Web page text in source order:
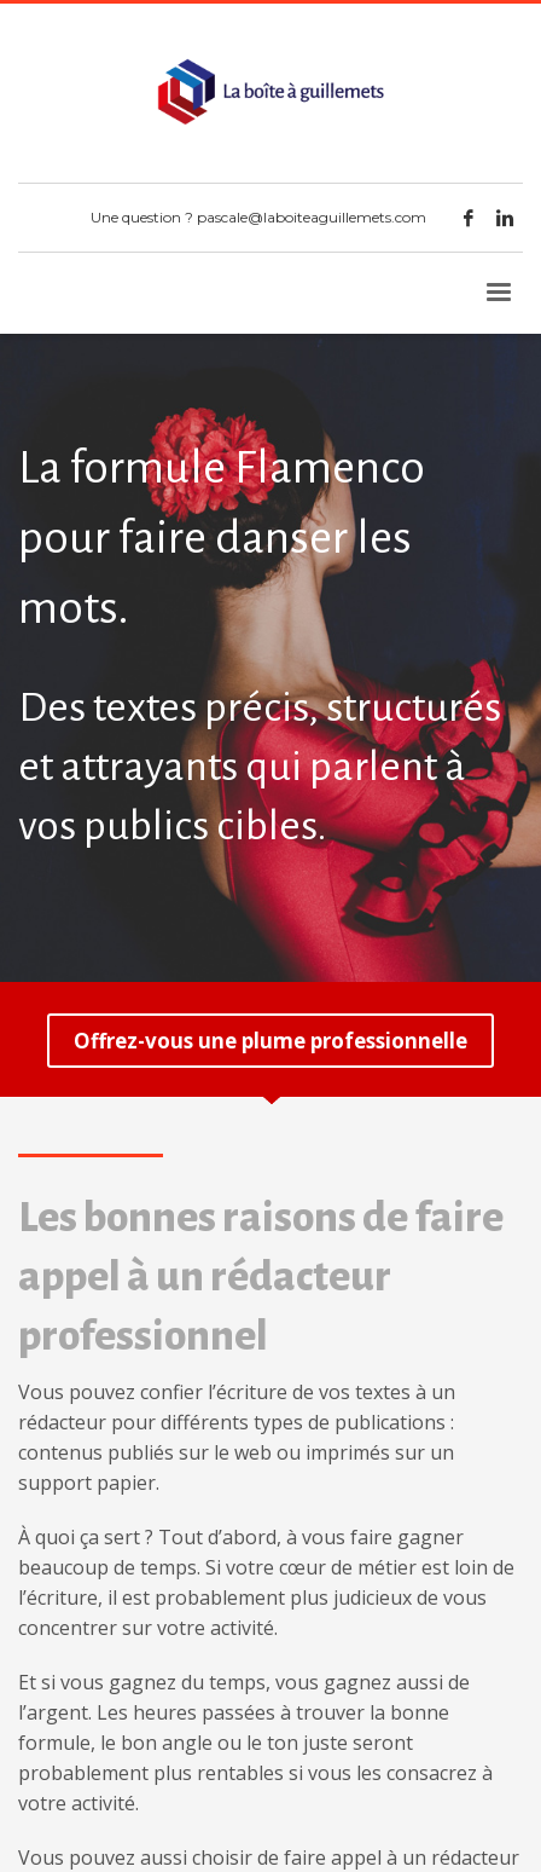
Une question ? pascale@laboiteaguillemets.com
La formule Flamenco
pour faire danser les
mots.
Des textes précis, structurés
et attrayants qui parlent à
vos publics cibles.
Offrez-vous une plume professionnelle
Les bonnes raisons de faire
appel à un rédacteur
professionnel
Vous pouvez confier l’écriture de vos textes à un
rédacteur pour différents types de publications :
contenus publiés sur le web ou imprimés sur un
support papier.
À quoi ça sert ? Tout d’abord, à vous faire gagner
beaucoup de temps. Si votre cœur de métier est loin de
l’écriture, il est probablement plus judicieux de vous
concentrer sur votre activité.
Et si vous gagnez du temps, vous gagnez aussi de
l’argent. Les heures passées à trouver la bonne
formule, le bon angle ou le ton juste seront
probablement plus rentables si vous les consacrez à
votre activité.
Vous pouvez aussi choisir de faire appel à un rédacteur